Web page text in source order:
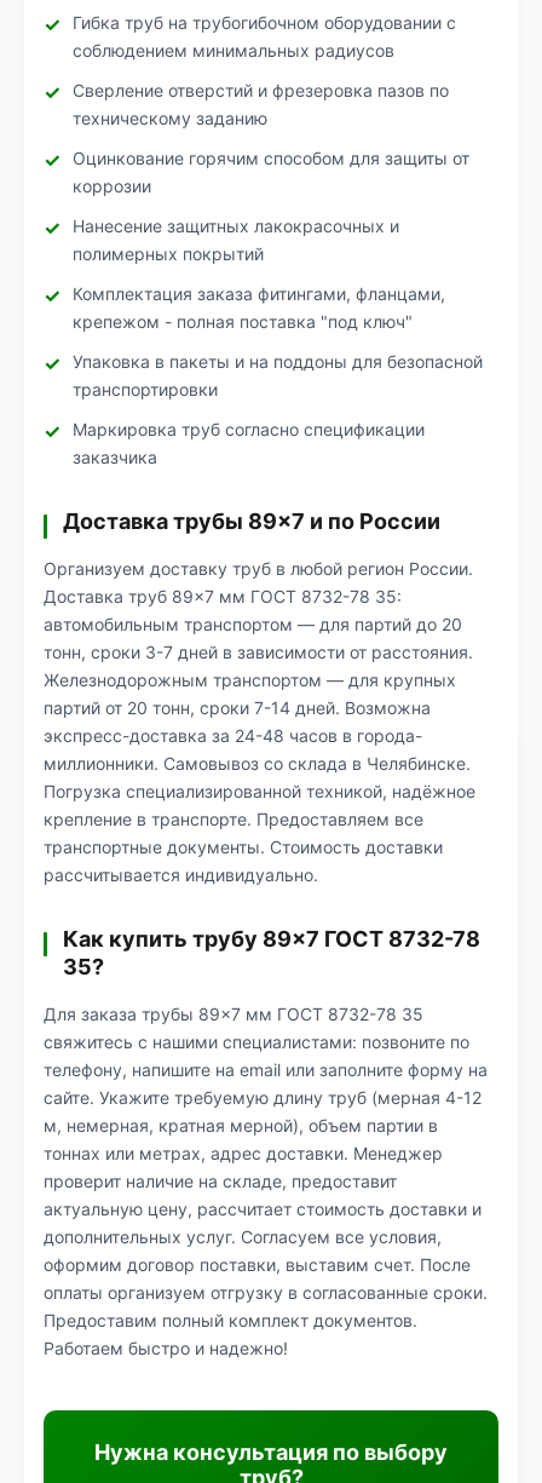
Гибка труб на трубогибочном оборудовании с
соблюдением минимальных радиусов
Сверление отверстий и фрезеровка пазов по
техническому заданию
Оцинкование горячим способом для защиты от
коррозии
Нанесение защитных лакокрасочных и
полимерных покрытий
Комплектация заказа фитингами, фланцами,
крепежом - полная поставка "под ключ"
Упаковка в пакеты и на поддоны для безопасной
транспортировки
Маркировка труб согласно спецификации
заказчика
Доставка трубы 89×7 и по России
Организуем доставку труб в любой регион России.
Доставка труб 89×7 мм ГОСТ 8732-78 35:
автомобильным транспортом — для партий до 20
тонн, сроки 3-7 дней в зависимости от расстояния.
Железнодорожным транспортом — для крупных
партий от 20 тонн, сроки 7-14 дней. Возможна
экспресс-доставка за 24-48 часов в города-
миллионники. Самовывоз со склада в Челябинске.
Погрузка специализированной техникой, надёжное
крепление в транспорте. Предоставляем все
транспортные документы. Стоимость доставки
рассчитывается индивидуально.
Как купить трубу 89×7 ГОСТ 8732-78
35?
Для заказа трубы 89×7 мм ГОСТ 8732-78 35
свяжитесь с нашими специалистами: позвоните по
телефону, напишите на email или заполните форму на
сайте. Укажите требуемую длину труб (мерная 4-12
м, немерная, кратная мерной), объем партии в
тоннах или метрах, адрес доставки. Менеджер
проверит наличие на складе, предоставит
актуальную цену, рассчитает стоимость доставки и
дополнительных услуг. Согласуем все условия,
оформим договор поставки, выставим счет. После
оплаты организуем отгрузку в согласованные сроки.
Предоставим полный комплект документов.
Работаем быстро и надежно!
Нужна консультация по выбору
труб?